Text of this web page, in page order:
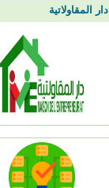
دار المقاولاتية